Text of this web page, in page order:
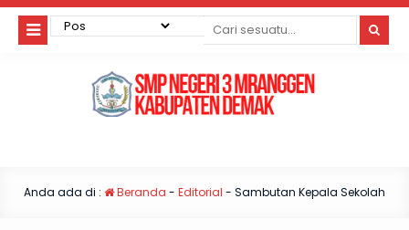
Anda ada di : Beranda - Editorial - Sambutan Kepala Sekolah